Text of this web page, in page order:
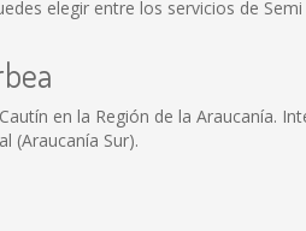
elegir entre los servicios de
en la Región de la Araucanía.
(Araucanía Sur).